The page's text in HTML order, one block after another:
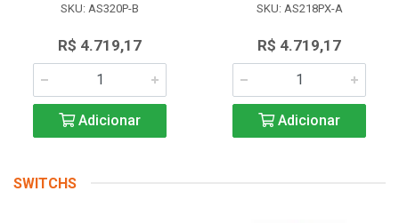
SKU: AS320P-B
R$ 4.719,17
Adicionar
SKU: AS218PX-A
R$ 4.719,17
Adicionar
SWITCHS